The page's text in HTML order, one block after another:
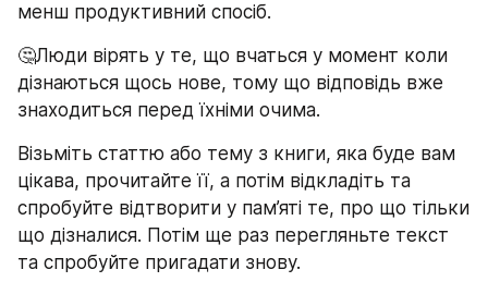
менш продуктивний спосіб.
🤔Люди вірять у те, що вчаться у момент коли
дізнаються щось нове, тому що відповідь вже
знаходиться перед їхніми очима.
Візьміть статтю або тему з книги, яка буде вам
цікава, прочитайте її, а потім відкладіть та
спробуйте відтворити у пам’яті те, про що тільки
що дізналися. Потім ще раз перегляньте текст
та спробуйте пригадати знову.